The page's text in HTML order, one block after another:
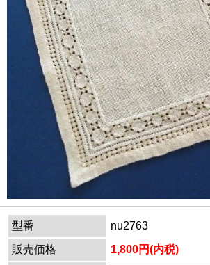
型番
nu2763
販売価格
1,800円(内税)